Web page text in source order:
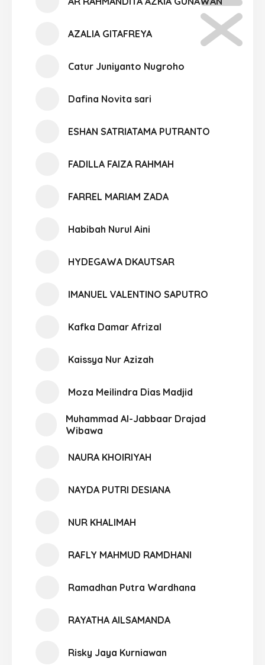
AZALIA GITAFREYA
Catur Juniyanto Nugroho
Dafina Novita sari
ESHAN SATRIATAMA PUTRANTO
FADILLA FAIZA RAHMAH
FARREL MARIAM ZADA
Habibah Nurul Aini
HYDEGAWA DKAUTSAR
IMANUEL VALENTINO SAPUTRO
Kafka Damar Afrizal
Kaissya Nur Azizah
Moza Meilindra Dias Madjid
Muhammad Al-Jabbaar Drajad
Wibawa
NAURA KHOIRIYAH
NAYDA PUTRI DESIANA
NUR KHALIMAH
RAFLY MAHMUD RAMDHANI
Ramadhan Putra Wardhana
RAYATHA AILSAMANDA
Risky Jaya Kurniawan